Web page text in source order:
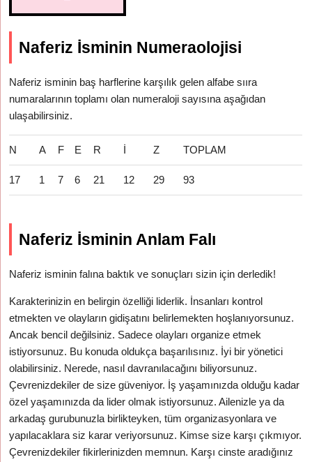
Naferiz İsminin Numeraolojisi
Naferiz isminin baş harflerine karşılık gelen alfabe sııra
numaralarının toplamı olan numeraloji sayısına aşağıdan
ulaşabilirsiniz.
N A F E R İ Z TOPLAM
17 1 7 6 21 12 29 93
Naferiz İsminin Anlam Falı
Naferiz isminin falına baktık ve sonuçları sizin için derledik!
Karakterinizin en belirgin özelliği liderlik. İnsanları kontrol
etmekten ve olayların gidişatını belirlemekten hoşlanıyorsunuz.
Ancak bencil değilsiniz. Sadece olayları organize etmek
istiyorsunuz. Bu konuda oldukça başarılısınız. İyi bir yönetici
olabilirsiniz. Nerede, nasıl davranılacağını biliyorsunuz.
Çevrenizdekiler de size güveniyor. İş yaşamınızda olduğu kadar
özel yaşamınızda da lider olmak istiyorsunuz. Ailenizle ya da
arkadaş gurubunuzla birlikteyken, tüm organizasyonlara ve
yapılacaklara siz karar veriyorsunuz. Kimse size karşı çıkmıyor.
Çevrenizdekiler fikirlerinizden memnun. Karşı cinste aradığınız